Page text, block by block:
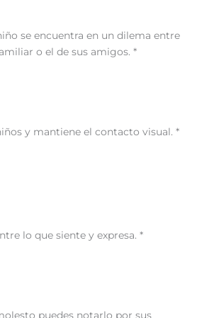
se encuentra en un dilema entre
o el de sus amigos. *
y mantiene el contacto visual. *
lo que siente y expresa. *
puedes notarlo por sus